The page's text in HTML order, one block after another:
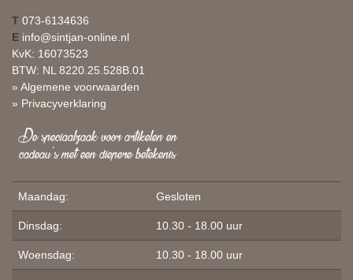
T 073-6134636
E info@sintjan-online.nl
KvK: 16073523
BTW: NL 8220.25.528B.01
» Algemene voorwaarden
» Privacyverklaring
De speciaalzaak voor artikelen en
cadeau's met een diepere betekenis
Maandag: Gesloten
Dinsdag: 10.30 - 18.00 uur
Woensdag: 10.30 - 18.00 uur